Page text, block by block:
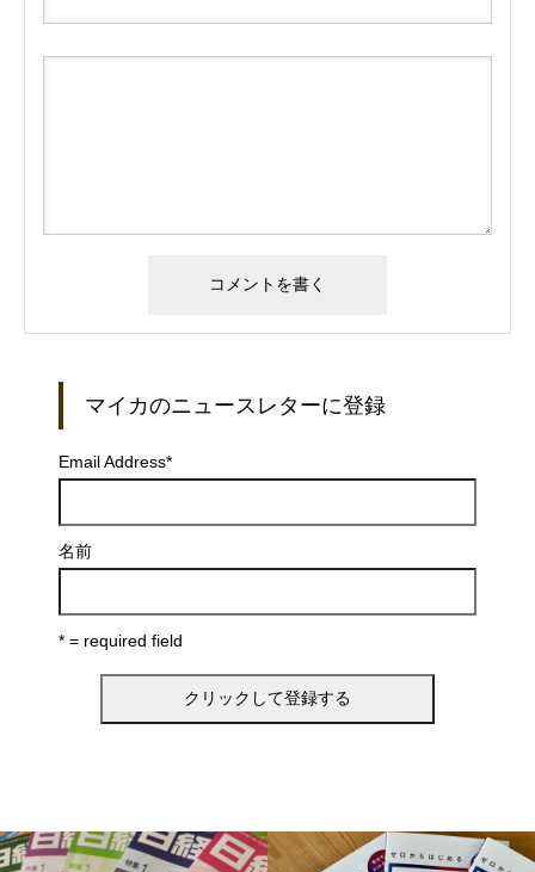
マイカのニュースレターに登録
Email Address*
名前
* = required field